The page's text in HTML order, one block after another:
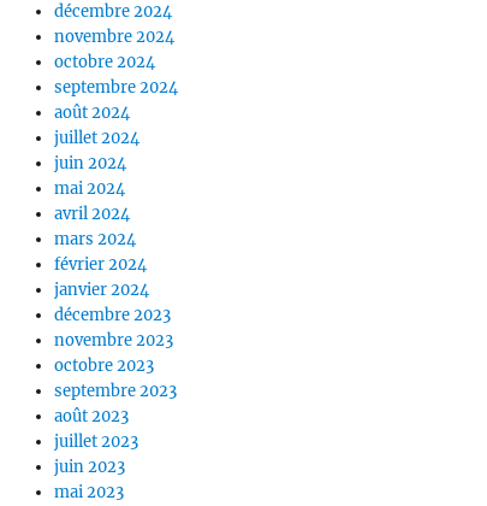
décembre 2024
novembre 2024
octobre 2024
septembre 2024
août 2024
juillet 2024
juin 2024
mai 2024
avril 2024
mars 2024
février 2024
janvier 2024
décembre 2023
novembre 2023
octobre 2023
septembre 2023
août 2023
juillet 2023
juin 2023
mai 2023